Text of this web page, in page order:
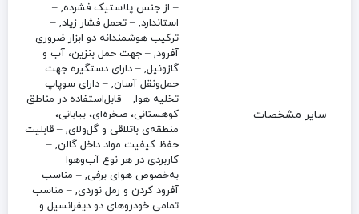
سایر مشخصات
– از جنس پلاستیک فشرده, –
استاندارد, – تحمل فشار زیاد, –
ترکیب هوشمندانه دو ابزار ضروری
آفرود, – جهت حمل بنزین، آب و
گازوئیل, – دارای دستگیره جهت
حمل‌ونقل آسان, – دارای سوپاپ
تخلیه هوا, – قابل‌استفاده در مناطق
کوهستانی، صخره‌ای، بیابانی،
منطقه‌ی باتلاقی و گل‌ولای, – قابلیت
حفظ کیفیت مواد داخل گالن, –
کاربردی در هر نوع آب‌وهوا
به‌خصوص هوای برفی, – مناسب
آفرود کردن و رمل نوردی, – مناسب
تمامی خودروهای دو دیفرانسیل و